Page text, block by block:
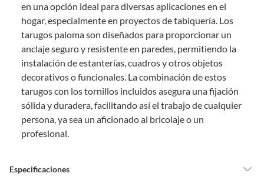
De uso personal.
En sodimac.cl te damos30 días desde que recibes el producto . Debe
estar en perfecto estado, con todas sus etiquetas y sin uso, tal como te lo
entregamos.
Productos digitales que se entregan a través de una descarga
electrónica, por ejemplo, cupones de experiencia o programas
para el computador.
Productos a pedido o confeccionados a medida.
Productos que han sido informados como imperfectos, usados,
reparados, abiertos, de segunda selección, remanufacturados o
Alimentos, bebidas, medicamentos, suplementos alimenticios,
en una opción ideal para diversas aplicaciones en el
hogar, especialmente en proyectos de tabiquería. Los
tarugos paloma son diseñados para proporcionar un
anclaje seguro y resistente en paredes, permitiendo la
instalación de estanterías, cuadros y otros objetos
decorativos o funcionales. La combinación de estos
tarugos con los tornillos incluidos asegura una fijación
sólida y duradera, facilitando así el trabajo de cualquier
persona, ya sea un aficionado al bricolaje o un
profesional.
Especificaciones